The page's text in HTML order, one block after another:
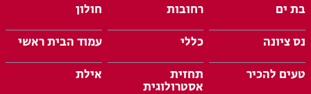
בת ים
רחובות
חולון
נס ציונה
כללי
עמוד הבית ראשי
טעים להכיר
תחזית
אסטרולוגית
אילת